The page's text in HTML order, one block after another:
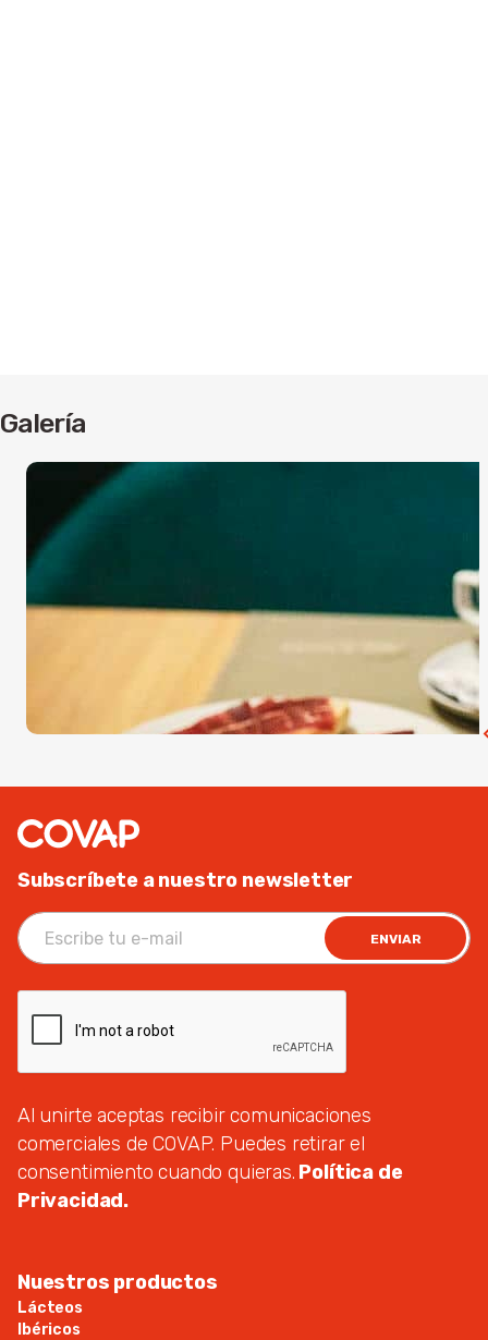
Galería
Subscríbete a nuestro newsletter
ENVIAR
Al unirte aceptas recibir comunicaciones
comerciales de COVAP. Puedes retirar el
consentimiento cuando quieras. Política de
Privacidad.
Nuestros productos
Lácteos
Ibéricos